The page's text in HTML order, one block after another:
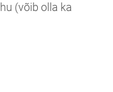
(võib olla ka